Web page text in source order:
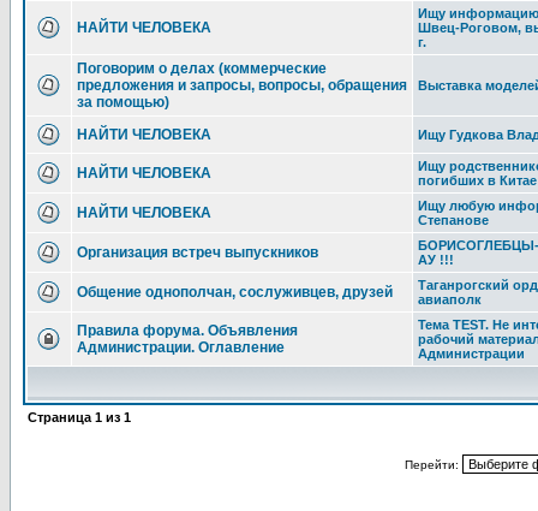
НАЙТИ ЧЕЛОВЕКА
Ищу информацию
Швец-Роговом,
г.
Поговорим о делах (коммерческие
предложения и запросы, вопросы, обращения
за помощью)
Выставка
НАЙТИ ЧЕЛОВЕКА Ищу Гудкова
НАЙТИ ЧЕЛОВЕКА
Ищу
погибших в Китае
НАЙТИ ЧЕЛОВЕКА
Ищу любую
Степанове
Организация встреч выпускников
АУ !!!
Общение однополчан, сослуживцев, друзей
Таганрогский
авиаполк
Правила форума. Объявления
Администрации. Оглавление
Тема TEST. Не
рабочий
Администрации
Страница 1 из 1
Перейти: